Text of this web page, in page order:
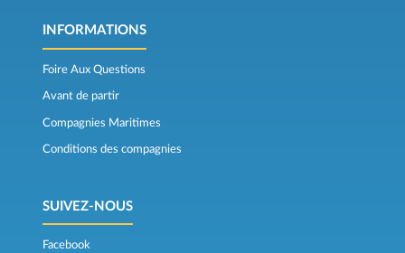
INFORMATIONS
Foire Aux Questions
Avant de partir
Compagnies Maritimes
Conditions des compagnies
SUIVEZ-NOUS
Facebook